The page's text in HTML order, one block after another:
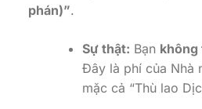
phán)”.
Sự thật: Bạn không
Đây là phí của Nhà
mặc cả “Thù lao